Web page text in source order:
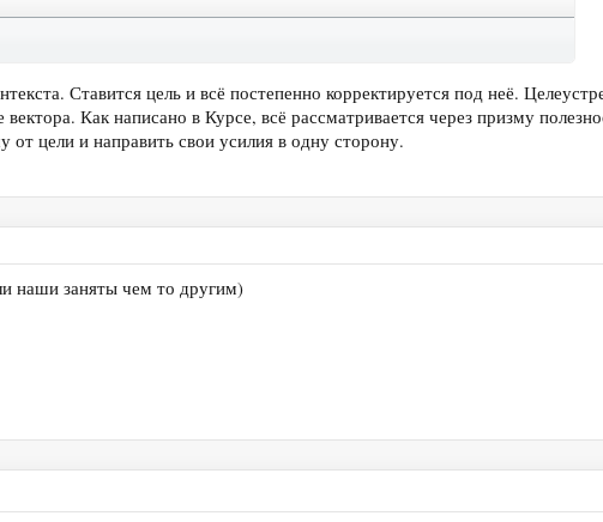
Ставится цель и всё постепенно корректируется под неё.
Как написано в Курсе, всё рассматривается через призму
от цели и направить свои усилия в одну сторону.
наши заняты чем то другим)